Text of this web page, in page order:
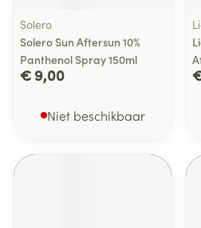
Solero
Solero Sun Aftersun 10%
Panthenol Spray 150ml
€ 9,00
Niet beschikbaar